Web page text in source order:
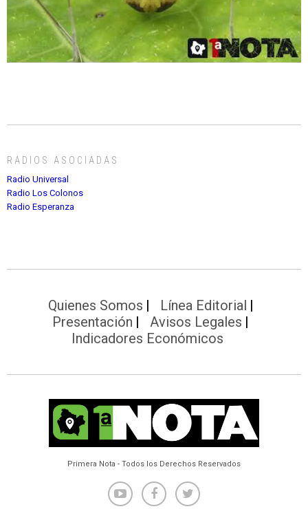
RADIOS ASOCIADAS
Radio Universal
Radio Los Colonos
Radio Esperanza
Quienes Somos
Línea Editorial
Presentación
Avisos Legales
Indicadores Económicos
Primera Nota - Todos los Derechos Reservados